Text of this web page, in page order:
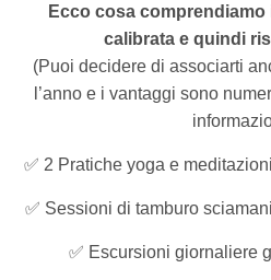
Ecco cosa
calibrata e quindi
(Puoi decidere di associarti
l’anno e i vantaggi sono
✅ 2 Pratiche yoga e
✅ Sessioni di tamburo
✅ Escursioni giornaliere